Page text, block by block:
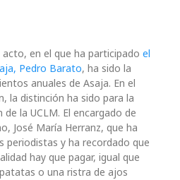
en el que ha participado el
Pedro Barato, ha sido la
anuales de Asaja. En el
la distinción ha sido para la
la UCLM. El encargado de
José María Herranz, que ha
periodistas y ha recordado que
hay que pagar, igual que
o una ristra de ajos